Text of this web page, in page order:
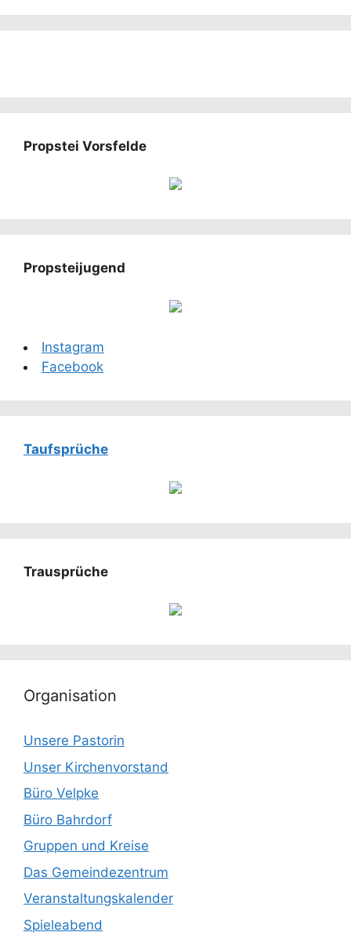
Propstei Vorsfelde
Propsteijugend
Instagram
Facebook
Taufsprüche
Trausprüche
Organisation
Unsere Pastorin
Unser Kirchenvorstand
Büro Velpke
Büro Bahrdorf
Gruppen und Kreise
Das Gemeindezentrum
Veranstaltungskalender
Spieleabend